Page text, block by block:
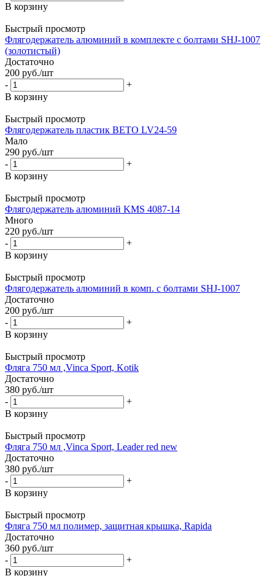
В корзину
Быстрый просмотр
Флягодержатель алюминий в комплекте с болтами SHJ-1007
(золотистый)
Достаточно
200 руб./шт
-
+
В корзину
Быстрый просмотр
Флягодержатель пластик ВЕТО LV24-59
Мало
290 руб./шт
-
+
В корзину
Быстрый просмотр
Флягодержатель алюминий KMS 4087-14
Много
220 руб./шт
-
+
В корзину
Быстрый просмотр
Флягодержатель алюминий в комп. с болтами SHJ-1007
Достаточно
200 руб./шт
-
+
В корзину
Быстрый просмотр
Фляга 750 мл ,Vinca Sport, Kotik
Достаточно
380 руб./шт
-
+
В корзину
Быстрый просмотр
Фляга 750 мл ,Vinca Sport, Leader red new
Достаточно
380 руб./шт
-
+
В корзину
Быстрый просмотр
Фляга 750 мл полимер, защитная крышка, Rapida
Достаточно
360 руб./шт
-
+
В корзину